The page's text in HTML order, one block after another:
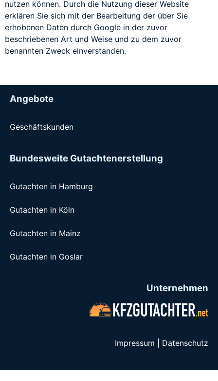
nutzen können. Durch die Nutzung dieser Website
erklären Sie sich mit der Bearbeitung der über Sie
erhobenen Daten durch Google in der zuvor
beschriebenen Art und Weise und zu dem zuvor
benannten Zweck einverstanden.
Angebote
Geschäftskunden
Bundesweite Gutachtenerstellung
Gutachten in Hamburg
Gutachten in Köln
Gutachten in Mainz
Gutachten in Goslar
Unternehmen
Impressum Datenschutz